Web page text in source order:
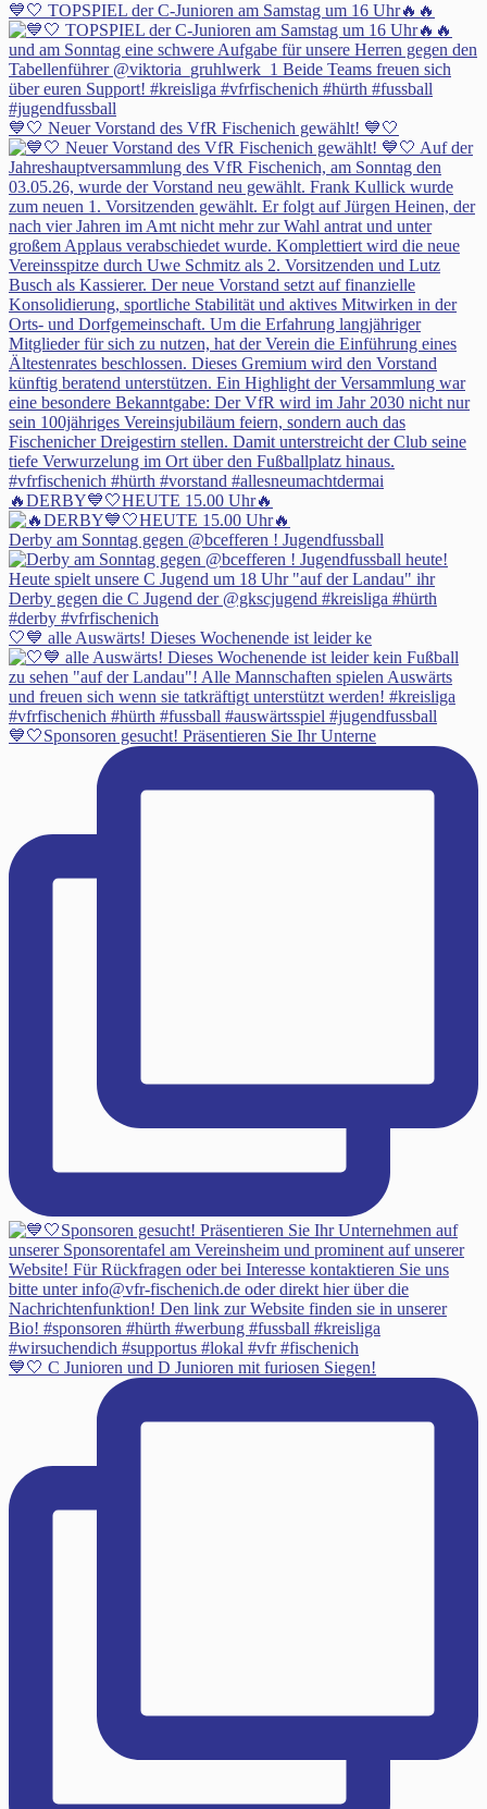
💙🤍 TOPSPIEL der C-Junioren am Samstag um 16 Uhr🔥🔥
💙🤍 Neuer Vorstand des VfR Fischenich gewählt! 💙🤍
🔥DERBY💙🤍HEUTE 15.00 Uhr🔥
Derby am Sonntag gegen @bcefferen ! Jugendfussball
🤍💙 alle Auswärts! Dieses Wochenende ist leider ke
💙🤍Sponsoren gesucht! Präsentieren Sie Ihr Unterne
💙🤍 C Junioren und D Junioren mit furiosen Siegen!